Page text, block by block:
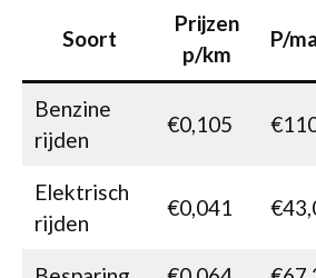
Soort
Prijzen
p/km
P/
Benzine
rijden
€0,105
Elektrisch
rijden
€0,041